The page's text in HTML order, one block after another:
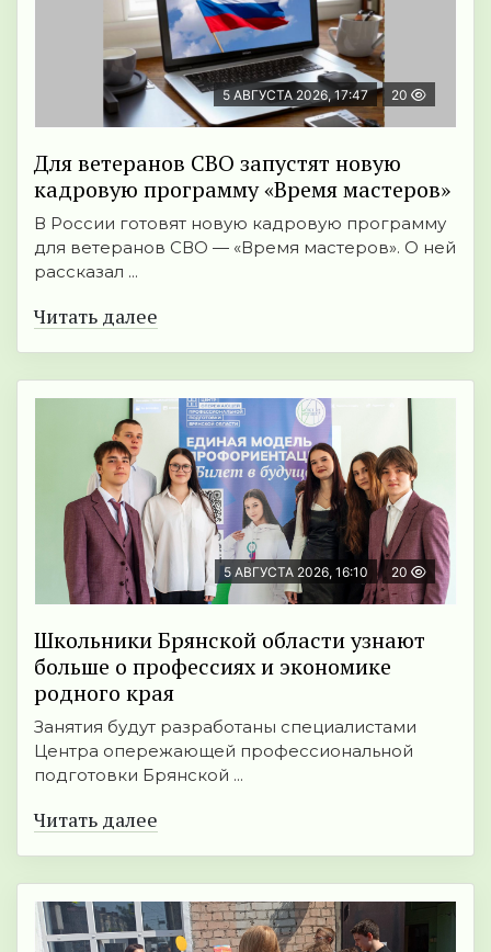
5 АВГУСТА 2026, 17:47 20
Для ветеранов СВО запустят новую
кадровую программу «Время мастеров»
В России готовят новую кадровую программу
для ветеранов СВО — «Время мастеров». О ней
рассказал ...
Читать далее
5 АВГУСТА 2026, 16:10 20
Школьники Брянской области узнают
больше о профессиях и экономике
родного края
Занятия будут разработаны специалистами
Центра опережающей профессиональной
подготовки Брянской ...
Читать далее